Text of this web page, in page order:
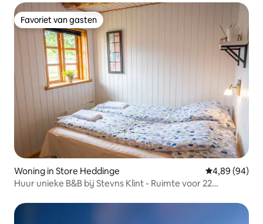
Favoriet van gasten
Favoriet van gasten
Woning in Store Heddinge Gemiddelde
4,89 (94)
Huur unieke B&B bij Stevns Klint - Ruimte voor 22